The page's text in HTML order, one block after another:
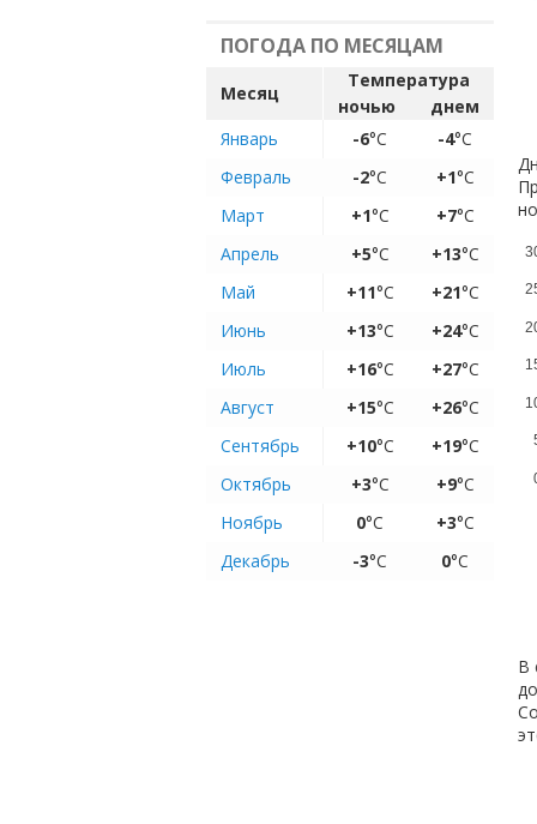
ПОГОДА ПО МЕСЯЦАМ
Месяц
Температура
ночью
днем
Январь
-6°C -4°C
Февраль
-2°C +1°C
Март
+1°C +7°C
Апрель
+5°C +13°C
Май
+11°C +21°C
Июнь
+13°C +24°C
Июль
+16°C +27°C
Август
+15°C +26°C
Сентябрь
+10°C +19°C
Октябрь
+3°C +9°C
Ноябрь
0°C +3°C
Декабрь
-3°C 0°C
В